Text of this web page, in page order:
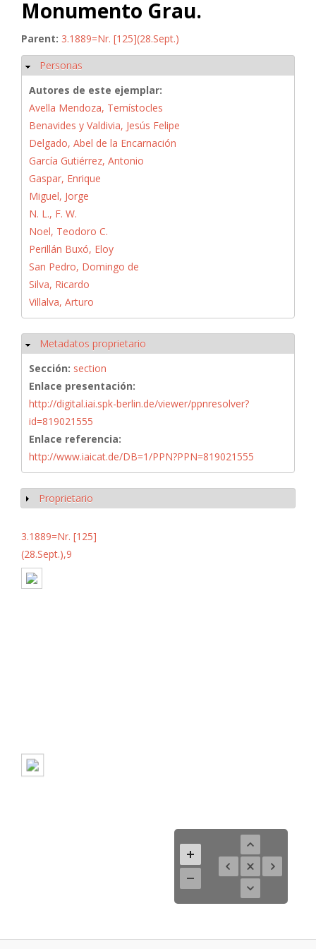
Monumento Grau.
Parent: 3.1889=Nr. [125](28.Sept.)
Ocultar
Personas
Autores de este ejemplar:
Avella Mendoza, Temístocles
Benavides y Valdivia, Jesús Felipe
Delgado, Abel de la Encarnación
García Gutiérrez, Antonio
Gaspar, Enrique
Miguel, Jorge
N. L., F. W.
Noel, Teodoro C.
Perillán Buxó, Eloy
San Pedro, Domingo de
Silva, Ricardo
Villalva, Arturo
Ocultar
Metadatos proprietario
Sección: section
Enlace presentación:
http://digital.iai.spk-berlin.de/viewer/ppnresolver?
id=819021555
Enlace referencia:
http://www.iaicat.de/DB=1/PPN?PPN=819021555
Mostrar
Proprietario
3.1889=Nr. [125]
(28.Sept.),9